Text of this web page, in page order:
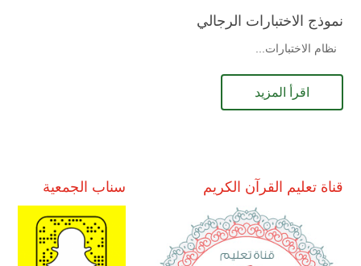
نموذج الاختبارات الرجالي
نظام الاختبارات...
اقرأ المزيد
قناة تعليم القرآن الكريم سناب الجمعية